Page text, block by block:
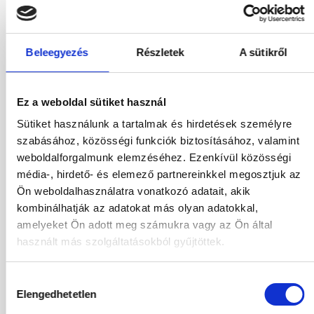
Beleegyezés Részletek A sütikről
Ez a weboldal sütiket használ
Sütiket használunk a tartalmak és hirdetések személyre
szabásához, közösségi funkciók biztosításához, valamint
weboldalforgalmunk elemzéséhez. Ezenkívül közösségi
média-, hirdető- és elemező partnereinkkel megosztjuk az
Ön weboldalhasználatra vonatkozó adatait, akik
kombinálhatják az adatokat más olyan adatokkal,
amelyeket Ön adott meg számukra vagy az Ön által
használt más szolgáltatásokból gyűjtöttek.
kiválasztása
Elengedhetetlen
562 852
01.10.2026- 10.10.2026(9 Éjszaka)
STANDARD ECO DOUBLE ROOM
All Inclusive
669 420HUF
2Felnőttek,0 Gyermekek Kiválasztás
02.10.2026- 09.10.2026(7 Éjszaka)
BudapestJáratinformációk
STANDARD ECO DOUBLE ROOM
All Inclusive
2Felnőttek,0 Gyermekek